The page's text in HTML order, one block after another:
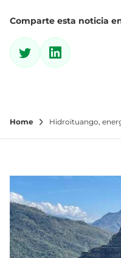
Comparte esta noticia
Home Hidroituango,